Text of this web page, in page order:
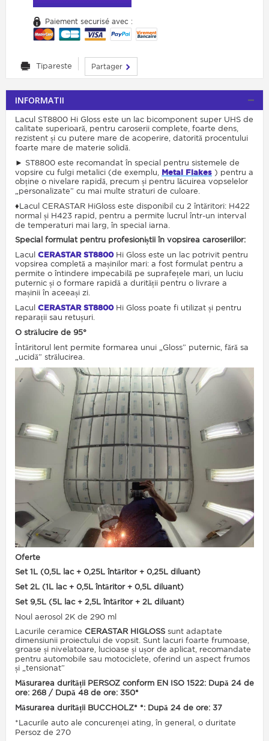
Paiement securisé avec :
Tipareste Partager
INFORMATII
Lacul ST8800 Hi Gloss este un lac bicomponent super UHS de
calitate superioară, pentru caroserii complete, foarte dens,
rezistent și cu putere mare de acoperire, datorită procentului
foarte mare de materie solidă.
► ST8800 este recomandat în special pentru sistemele de
vopsire cu fulgi metalici (de exemplu, Metal Flakes ) pentru a
obține o nivelare rapidă, precum și pentru lăcuirea vopselelor
„personalizate” cu mai multe straturi de culoare.
♦Lacul CERASTAR HiGloss este disponibil cu 2 întăritori: H422
normal și H423 rapid, pentru a permite lucrul într-un interval
de temperaturi mai larg, în special iarna.
Special formulat pentru profesioniștii în vopsirea caroseriilor:
Lacul CERASTAR ST8800Hi Gloss este un lac potrivit pentru
vopsirea completă a mașinilor mari: a fost formulat pentru a
permite o întindere impecabilă pe suprafețele mari, un luciu
puternic și o formare rapidă a durității pentru o livrare a
mașinii în aceeași zi.
Lacul CERASTAR ST8800Hi Gloss poate fi utilizat și pentru
reparații sau retușuri.
O strălucire de 95°
Întăritorul lent permite formarea unui „Gloss” puternic, fără sa
„ucidă” strălucirea.
Oferte
Set 1L (0,5L lac + 0,25L întăritor + 0,25L diluant)
Set 2L (1L lac + 0,5L întăritor + 0,5L diluant)
Set 9,5L (5L lac + 2,5L întăritor + 2L diluant)
Noul aerosol 2K de 290 ml
Lacurile ceramice CERASTAR HIGLOSS sunt adaptate
dimensiunii proiectului de vopsit. Sunt lacuri foarte frumoase,
groase și nivelatoare, lucioase și ușor de aplicat, recomandate
pentru automobile sau motociclete, oferind un aspect frumos
și „tensionat”
Măsurarea durității PERSOZ conform EN ISO 1522: După 24 de
ore: 268 / După 48 de ore: 350*
Măsurarea durității BUCCHOLZ* *: După 24 de ore: 37
*Lacurile auto ale concurenței ating, în general, o duritate
Persoz de 270